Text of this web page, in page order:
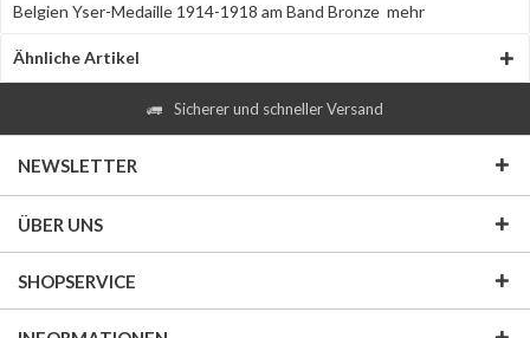
Belgien Yser-Medaille 1914-1918 am Band Bronze mehr
Ähnliche Artikel
Sicherer und schneller Versand
NEWSLETTER
ÜBER UNS
SHOPSERVICE